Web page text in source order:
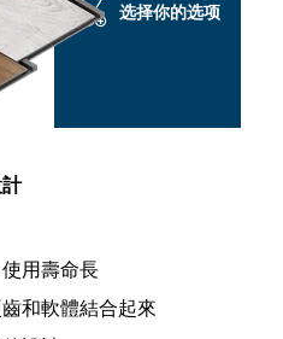
用壽命長
和軟體結合起來
选择你的选项